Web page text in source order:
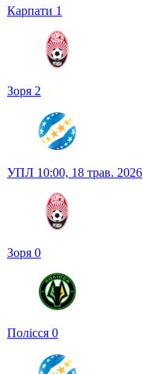
Карпати 1
Зоря 2
УПЛ 10:00, 18 трав. 2026
Зоря 0
Полісся 0